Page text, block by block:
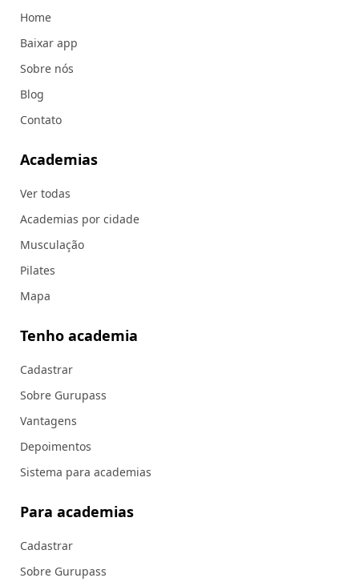
Home
Baixar app
Sobre nós
Blog
Contato
Academias
Ver todas
Academias por cidade
Musculação
Pilates
Mapa
Tenho academia
Cadastrar
Sobre Gurupass
Vantagens
Depoimentos
Sistema para academias
Para academias
Cadastrar
Sobre Gurupass